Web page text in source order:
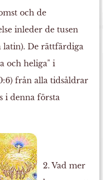
och de
inleder de tusen
latin). De rättfärdiga
och heliga" i
från alla tidsåldrar
i denna första
2. Vad mer